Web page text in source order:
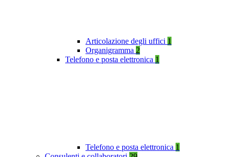
Articolazione degli uffici 1
Organigramma 2
Telefono e posta elettronica 1
Telefono e posta elettronica 1